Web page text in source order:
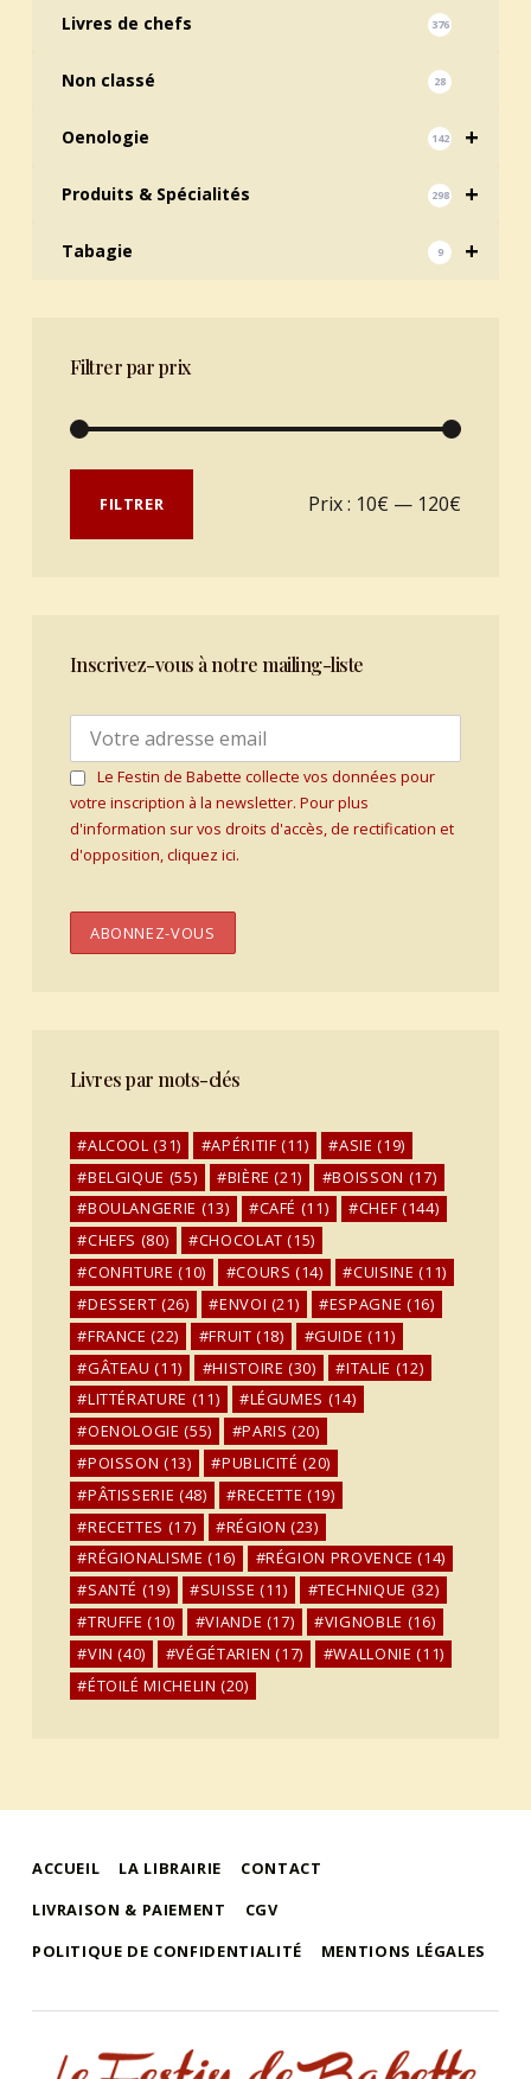
Livres de chefs 376
Non classé 28
+
Oenologie 142
+
Produits & Spécialités 298
+
Tabagie 9
Filtrer par prix
Prix min
Prix maxFILTRER Prix : 10€ — 120€
Inscrivez-vous à notre mailing-liste
Le Festin de Babette collecte vos données pour
votre inscription à la newsletter. Pour plus
d'information sur vos droits d'accès, de rectification et
d'opposition, cliquez ici.
Livres par mots-clés
ALCOOL (31) APÉRITIF (11) ASIE (19)
BELGIQUE (55) BIÈRE (21) BOISSON (17)
BOULANGERIE (13) CAFÉ (11) CHEF (144)
CHEFS (80) CHOCOLAT (15)
CONFITURE (10) COURS (14) CUISINE (11)
DESSERT (26) ENVOI (21) ESPAGNE (16)
FRANCE (22) FRUIT (18) GUIDE (11)
GÂTEAU (11) HISTOIRE (30) ITALIE (12)
LITTÉRATURE (11) LÉGUMES (14)
OENOLOGIE (55) PARIS (20)
POISSON (13) PUBLICITÉ (20)
PÂTISSERIE (48) RECETTE (19)
RECETTES (17) RÉGION (23)
RÉGIONALISME (16) RÉGION PROVENCE (14)
SANTÉ (19) SUISSE (11) TECHNIQUE (32)
TRUFFE (10) VIANDE (17) VIGNOBLE (16)
VIN (40) VÉGÉTARIEN (17) WALLONIE (11)
ÉTOILÉ MICHELIN (20)
ACCUEIL LA LIBRAIRIE
CONTACT
LIVRAISON & PAIEMENT
CGV
POLITIQUE DE CONFIDENTIALITÉ
MENTIONS LÉGALES